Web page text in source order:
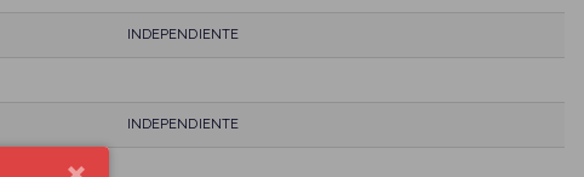
INDEPENDIENTE
INDEPENDIENTE